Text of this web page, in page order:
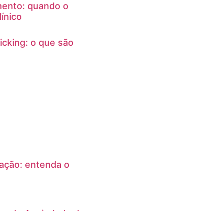
quando o
o que são
entenda o